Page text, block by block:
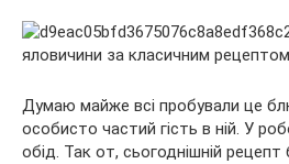
Думаю майже всі пробували це
особисто частий гість в ній. У
обід. Так от, сьогоднішній